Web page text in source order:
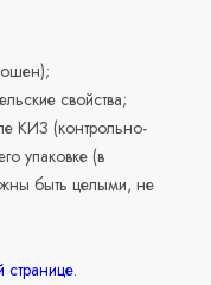
свойства;
КИЗ (контрольно-
упаковке (в
быть целыми, не
странице.